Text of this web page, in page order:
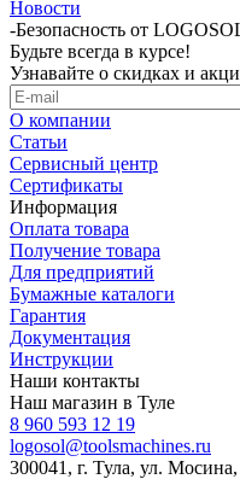
Новости
-Безопасность от
Будьте всегда в курсе!
Узнавайте о скидках и
О компании
Статьи
Сервисный центр
Сертификаты
Информация
Оплата товара
Получение товара
Для предприятий
Бумажные каталоги
Гарантия
Документация
Инструкции
Наши контакты
Наш магазин в Туле
8 960 593 12 19
logosol@toolsmachines.ru
300041, г. Тула, ул. Мосина,